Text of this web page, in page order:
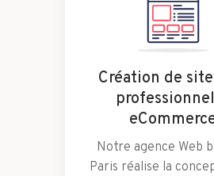
Création de
Notre agence Web
Paris réalise la